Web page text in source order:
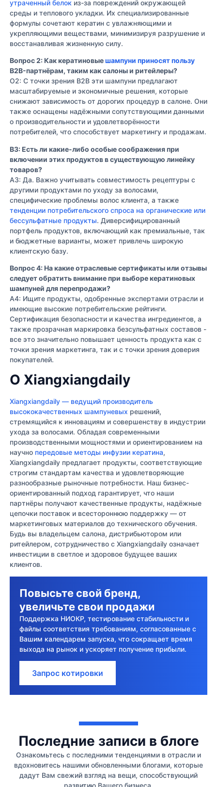
утраченный белок из-за повреждений окружающей
среды и теплового укладки. Их специализированные
формулы сочетают кератин с увлажняющими и
укрепляющими веществами, минимизируя разрушение и
восстанавливая жизненную силу.
Вопрос 2: Как кератиновыешампуни приносят пользу
B2B-партнёрам, таким как салоны и ритейлеры?
О2: С точки зрения B2B эти шампуни предлагают
масштабируемые и экономичные решения, которые
снижают зависимость от дорогих процедур в салоне. Они
также оснащены надёжными сопутствующими данными
о производительности и удовлетворённости
потребителей, что способствует маркетингу и продажам.
В3: Есть ли какие-либо особые соображения при
включении этих продуктов в существующую линейку
товаров?
A3: Да. Важно учитывать совместимость рецептуры с
другими продуктами по уходу за волосами,
специфические проблемы волос клиента, а также
тенденции потребительского спроса на органические или
бессульфатные продукты. Диверсифицированный
портфель продуктов, включающий как премиальные, так
и бюджетные варианты, может привлечь широкую
клиентскую базу.
Вопрос 4: На какие отраслевые сертификаты или отзывы
следует обратить внимание при выборе кератиновых
шампуней для перепродажи?
A4: Ищите продукты, одобренные экспертами отрасли и
имеющие высокие потребительские рейтинги.
Сертификация безопасности и качества ингредиентов, а
также прозрачная маркировка безсульфатных составов -
все это значительно повышает ценность продукта как с
точки зрения маркетинга, так и с точки зрения доверия
покупателей.
О Xiangxiangdaily
Xiangxiangdaily — ведущий производитель
высококачественных шампуневых решений,
стремящийся к инновациям и совершенству в индустрии
ухода за волосами. Обладая современными
производственными мощностями и ориентированием на
научно передовые методы инфузии кератина,
Xiangxiangdaily предлагает продукты, соответствующие
строгим стандартам качества и удовлетворяющие
разнообразные рыночные потребности. Наш бизнес-
ориентированный подход гарантирует, что наши
партнёры получают качественные продукты, надёжные
цепочки поставок и всестороннюю поддержку — от
маркетинговых материалов до технического обучения.
Будь вы владельцем салона, дистрибьютором или
ритейлером, сотрудничество с Xiangxiangdaily означает
инвестиции в светлое и здоровое будущее ваших
клиентов.
Повысьте свой бренд,
увеличьте свои продажи
Поддержка НИОКР, тестирование стабильности и
файлы соответствия требованиям, согласованные с
Вашим календарем запуска, что сокращает время
выхода на рынок и ускоряет получение прибыли.
Запрос котировки
Последние записи в блоге
Ознакомьтесь с последними тенденциями в отрасли и
вдохновитесь нашими обновленными блогами, которые
дадут Вам свежий взгляд на вещи, способствующий
развитию Вашего бизнеса.